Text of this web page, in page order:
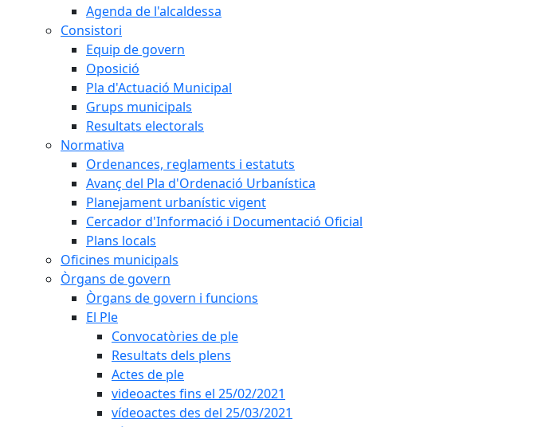
Agenda de l'alcaldessa
Consistori
Equip de govern
Oposició
Pla d'Actuació Municipal
Grups municipals
Resultats electorals
Normativa
Ordenances, reglaments i estatuts
Avanç del Pla d'Ordenació Urbanística
Planejament urbanístic vigent
Cercador d'Informació i Documentació Oficial
Plans locals
Oficines municipals
Òrgans de govern
Òrgans de govern i funcions
El Ple
Convocatòries de ple
Resultats dels plens
Actes de ple
videoactes fins el 25/02/2021
vídeoactes des del 25/03/2021